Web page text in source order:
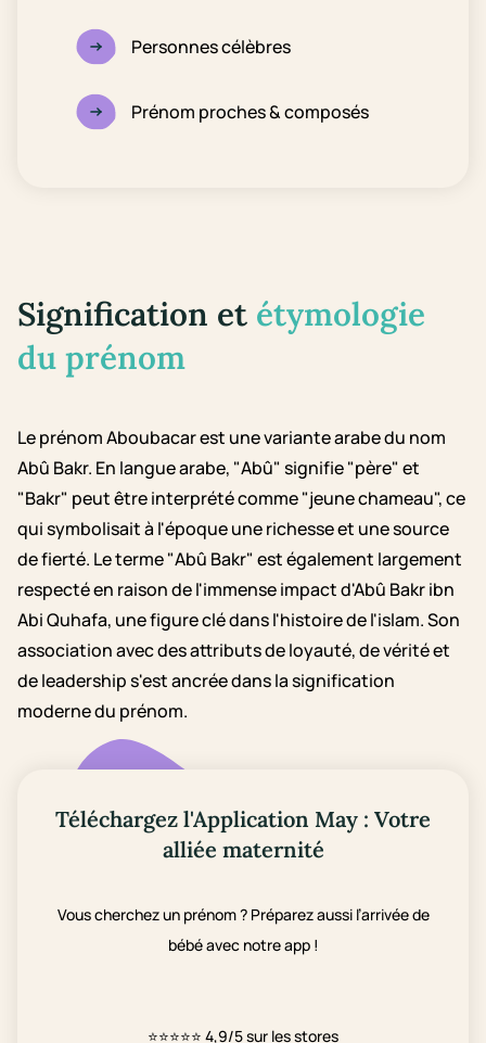
Personnes célèbres
Prénom proches & composés
Signification et étymologie
du prénom
Le prénom Aboubacar est une variante arabe du nom
Abû Bakr. En langue arabe, "Abû" signifie "père" et
"Bakr" peut être interprété comme "jeune chameau", ce
qui symbolisait à l'époque une richesse et une source
de fierté. Le terme "Abû Bakr" est également largement
respecté en raison de l'immense impact d'Abû Bakr ibn
Abi Quhafa, une figure clé dans l'histoire de l'islam. Son
association avec des attributs de loyauté, de vérité et
de leadership s'est ancrée dans la signification
moderne du prénom.
Téléchargez l'Application May : Votre
alliée maternité
Vous cherchez un prénom ? Préparez aussi l’arrivée de
bébé avec notre app !
⭐⭐⭐⭐⭐ 4,9/5 sur les stores